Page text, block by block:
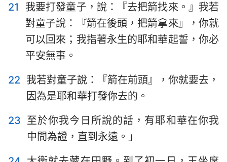
21
我要打發童子，說：『去把箭找來。』我若
對童子說：『箭在後頭，把箭拿來』，你就
可以回來；我指著永生的耶和華起誓，你必
平安無事。
22 我若對童子說：『箭在前頭』，你就要去，
因為是耶和華打發你去的。
23 至於你我今日所說的話，有耶和華在你我
中間為證，直到永遠。」